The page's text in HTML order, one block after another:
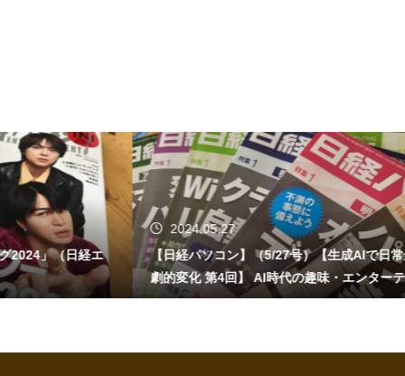
」（日経エ
2024.05.27
【日経パソコン】（5/27号）【生成AIで日常が
劇的変化 第4回】 AI時代の趣味・エンターテイ
ンメント